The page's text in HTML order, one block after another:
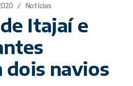
Notícias
Itajaí e
dois navios